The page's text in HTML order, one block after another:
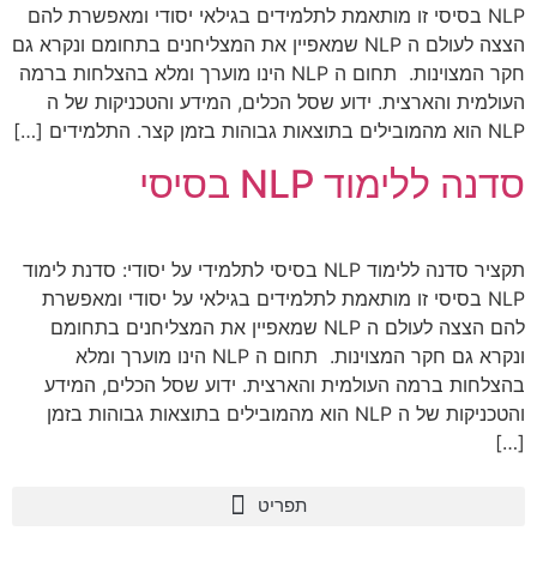
NLP בסיסי זו מותאמת לתלמידים בגילאי יסודי ומאפשרת להם
הצצה לעולם ה NLP שמאפיין את המצליחנים בתחומם ונקרא גם
חקר המצוינות. תחום ה NLP הינו מוערך ומלא בהצלחות ברמה
העולמית והארצית. ידוע שסל הכלים, המידע והטכניקות של ה
NLP הוא מהמובילים בתוצאות גבוהות בזמן קצר. התלמידים […]
סדנה ללימוד NLP בסיסי
תקציר סדנה ללימוד NLP בסיסי לתלמידי על יסודי: סדנת לימוד
NLP בסיסי זו מותאמת לתלמידים בגילאי על יסודי ומאפשרת
להם הצצה לעולם ה NLP שמאפיין את המצליחנים בתחומם
ונקרא גם חקר המצוינות. תחום ה NLP הינו מוערך ומלא
בהצלחות ברמה העולמית והארצית. ידוע שסל הכלים, המידע
והטכניקות של ה NLP הוא מהמובילים בתוצאות גבוהות בזמן
[…]